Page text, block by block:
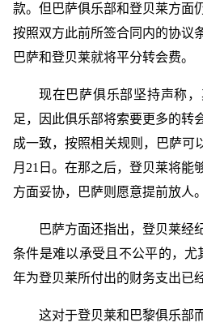
款。但巴萨俱乐部和登贝莱方面
按照双方此前所签合同内的协议
巴萨和登贝莱就将平分转会费。
现在巴萨俱乐部坚持声称
足，因此俱乐部将索要更多的转
成一致，按照相关规则，巴萨可
月21日。在那之后，登贝莱将能
方面妥协，巴萨则愿意提前放人。
巴萨方面还指出，登贝莱经
条件是难以承受且不公平的，尤
年为登贝莱所付出的财务支出已
这对于登贝莱和巴黎俱乐部